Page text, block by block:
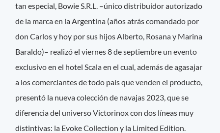
tan especial, Bowie S.R.L. –único distribuidor autorizado
de la marca en la Argentina (años atrás comandado por
don Carlos y hoy por sus hijos Alberto, Rosana y Marina
Baraldo)– realizó el viernes 8 de septiembre un evento
exclusivo en el hotel Scala en el cual, además de agasajar
a los comerciantes de todo país que venden el producto,
presentó la nueva colección de navajas 2023, que se
diferencia del universo Victorinox con dos líneas muy
distintivas: la Evoke Collection y la Limited Edition.